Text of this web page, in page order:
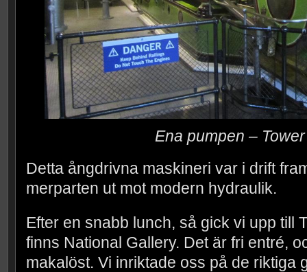
Ena pumpen –
Detta ångdrivna maskineri var i drift
merparten ut mot modern hydraulik.
Efter en snabb lunch, så gick vi upp till
finns National Gallery. Det är fri entré,
makalöst. Vi inriktade oss på de riktiga